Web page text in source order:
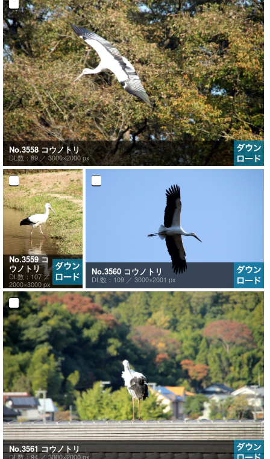
No.3558 コウノトリ
DL数：89 ／3000×2000 px
No.3559 コ
ウノトリ
DL数：107 ／
2000×3000 px
No.3560 コウノトリ
DL数：109 ／ 3000×2001 px
No.3561 コウノトリ
DL数：94 ／3000×2000 px